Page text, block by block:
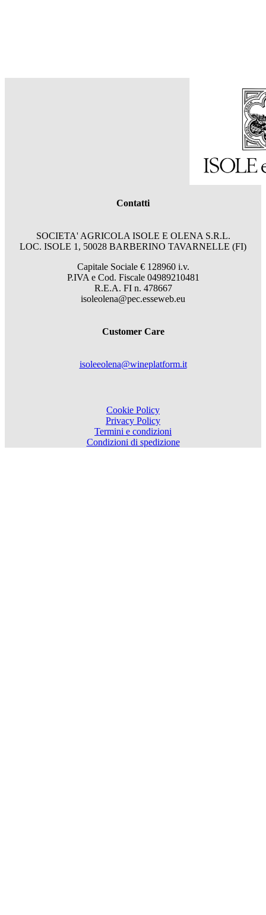
Contatti
SOCIETA' AGRICOLA ISOLE E OLENA S.R.L.
LOC. ISOLE 1, 50028 BARBERINO TAVARNELLE (FI)
Capitale Sociale € 128960 i.v.
P.IVA e Cod. Fiscale 04989210481
R.E.A. FI n. 478667
isoleolena@pec.esseweb.eu
Customer Care
isoleeolena@wineplatform.it
Cookie Policy
Privacy Policy
Termini e condizioni
Condizioni di spedizione